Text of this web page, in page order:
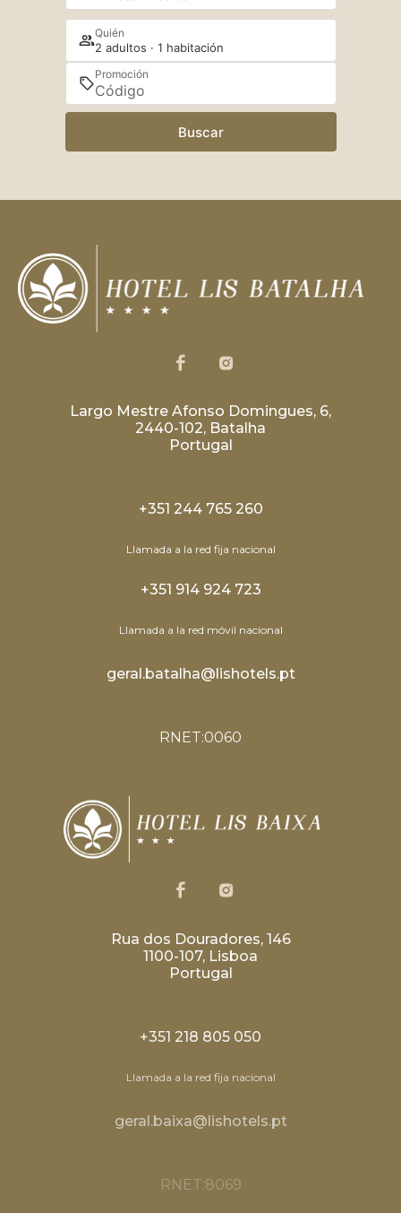
Quién
2 adultos · 1 habitación
Promoción
Buscar
Largo Mestre Afonso Domingues, 6,
2440-102, Batalha
Portugal
+351 244 765 260
Llamada a la red fija nacional
+351 914 924 723
Llamada a la red móvil nacional
geral.batalha@lishotels.pt
RNET:0060
Rua dos Douradores, 146
1100-107, Lisboa
Portugal
+351 218 805 050
Llamada a la red fija nacional
geral.baixa@lishotels.pt
RNET:8069